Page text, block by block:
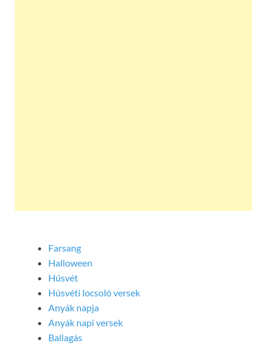
Farsang
Halloween
Húsvét
Húsvéti locsoló versek
Anyák napja
Anyák napi versek
Ballagás